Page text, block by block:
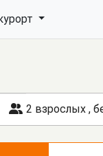
2 взрослых ,